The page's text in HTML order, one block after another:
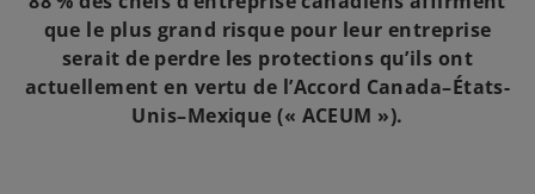
que le plus grand risque pour leur entreprise
serait de perdre les protections qu’ils ont
actuellement en vertu de l’Accord Canada–États-
Unis–Mexique (« ACEUM »).